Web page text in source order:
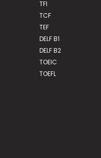
TFI
TCF
TEF
DELF B1
DELF B2
TOEIC
TOEFL